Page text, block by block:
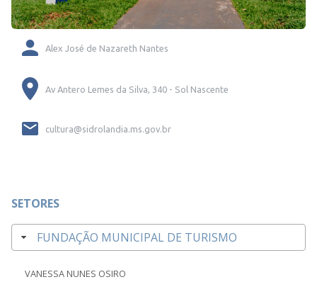
Alex José de Nazareth Nantes
Av Antero Lemes da Silva, 340 - Sol Nascente
cultura@sidrolandia.ms.gov.br
SETORES
FUNDAÇÃO MUNICIPAL DE TURISMO
VANESSA NUNES OSIRO